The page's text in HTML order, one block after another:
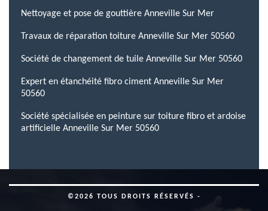
Nettoyage et pose de gouttière Anneville Sur Mer
Travaux de réparation toiture Anneville Sur Mer 50560
Société de changement de tuile Anneville Sur Mer 50560
Expert en étanchéité fibro ciment Anneville Sur Mer
50560
Société spécialisée en peinture sur toiture fibro et ardoise
artificielle Anneville Sur Mer 50560
©2026 TOUS DROITS RÉSERVÉS -